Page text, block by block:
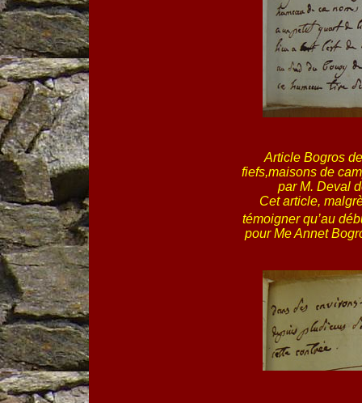
Article Bogros
fiefs,maisons de
par M. Deval
Cet article,
témoigner qu’au
pour Me Annet